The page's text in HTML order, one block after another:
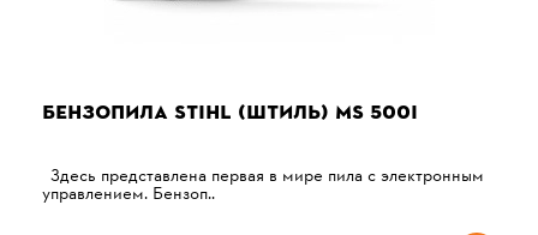
БЕНЗОПИЛА STIHL (ШТИЛЬ) MS 500I
Здесь представлена ​​первая в мире пила с электронным
управлением. Бензоп..